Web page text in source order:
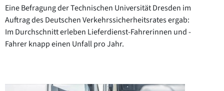
Eine Befragung der Technischen Universität Dresden im
Auftrag des Deutschen Verkehrssicherheitsrates ergab:
Im Durchschnitt erleben Lieferdienst-Fahrerinnen und -
Fahrer knapp einen Unfall pro Jahr.